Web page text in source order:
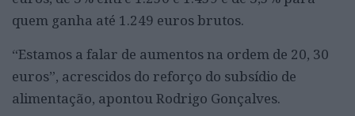
quem ganha até 1.249 euros brutos.
“Estamos a falar de aumentos na ordem de 20, 30
euros”, acrescidos do reforço do subsídio de
alimentação, apontou Rodrigo Gonçalves.